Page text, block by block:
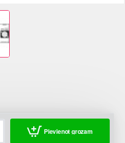
Pievienot grozam